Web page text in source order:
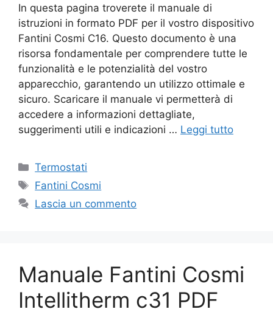
In questa pagina troverete il manuale di
istruzioni in formato PDF per il vostro dispositivo
Fantini Cosmi C16. Questo documento è una
risorsa fondamentale per comprendere tutte le
funzionalità e le potenzialità del vostro
apparecchio, garantendo un utilizzo ottimale e
sicuro. Scaricare il manuale vi permetterà di
accedere a informazioni dettagliate,
suggerimenti utili e indicazioni … Leggi tutto
Categorie
Termostati
Tag
Fantini Cosmi
Lascia un commento
Manuale Fantini Cosmi
Intellitherm c31 PDF